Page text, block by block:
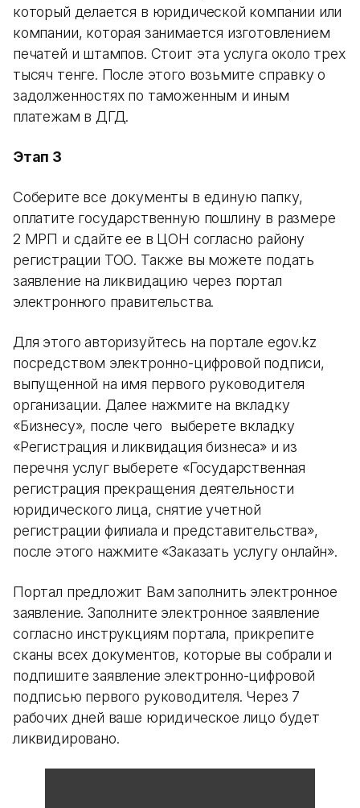
который делается в юридической компании или
компании, которая занимается изготовлением
печатей и штампов. Стоит эта услуга около трех
тысяч тенге. После этого возьмите справку о
задолженностях по таможенным и иным
платежам в ДГД.
Этап 3
Соберите все документы в единую папку,
оплатите государственную пошлину в размере
2 МРП и сдайте ее в ЦОН согласно району
регистрации ТОО. Также вы можете подать
заявление на ликвидацию через портал
электронного правительства.
Для этого авторизуйтесь на портале egov.kz
посредством электронно-цифровой подписи,
выпущенной на имя первого руководителя
организации. Далее нажмите на вкладку
«Бизнесу», после чего выберете вкладку
«Регистрация и ликвидация бизнеса» и из
перечня услуг выберете «Государственная
регистрация прекращения деятельности
юридического лица, снятие учетной
регистрации филиала и представительства»,
после этого нажмите «Заказать услугу онлайн».
Портал предложит Вам заполнить электронное
заявление. Заполните электронное заявление
согласно инструкциям портала, прикрепите
сканы всех документов, которые вы собрали и
подпишите заявление электронно-цифровой
подписью первого руководителя. Через 7
рабочих дней ваше юридическое лицо будет
ликвидировано.